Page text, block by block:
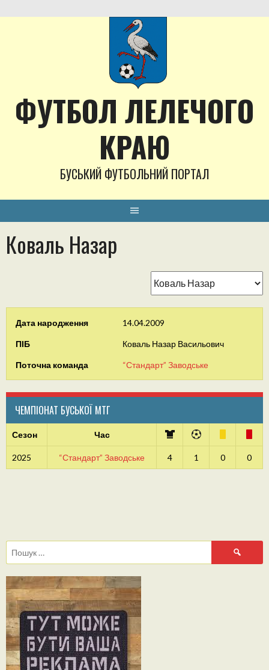
to
ФУТБОЛ ЛЕЛЕЧОГО
КРАЮ
БУСЬКИЙ ФУТБОЛЬНИЙ ПОРТАЛ
Коваль Назар
Дата народження 14.04.2009
ПІБ Коваль Назар Васильович
Поточна команда “Стандарт” Заводське
ЧЕМПІОНАТ БУСЬКОЇ МТГ
Сезон Час
2025 “Стандарт” Заводське 4 1 0 0
Пошук: